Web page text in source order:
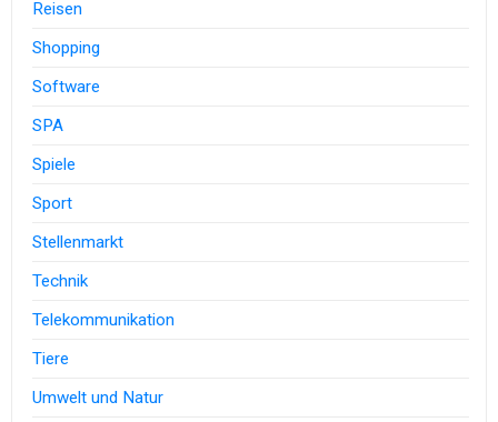
Reisen
Shopping
Software
SPA
Spiele
Sport
Stellenmarkt
Technik
Telekommunikation
Tiere
Umwelt und Natur